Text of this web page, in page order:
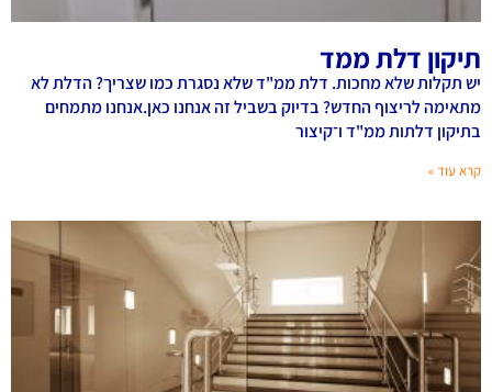
תיקון דלת ממד
יש תקלות שלא מחכות. דלת ממ"ד שלא נסגרת כמו שצריך? הדלת לא
מתאימה לריצוף החדש? בדיוק בשביל זה אנחנו כאן.אנחנו מתמחים
בתיקון דלתות ממ"ד ו־קיצור
קרא עוד »